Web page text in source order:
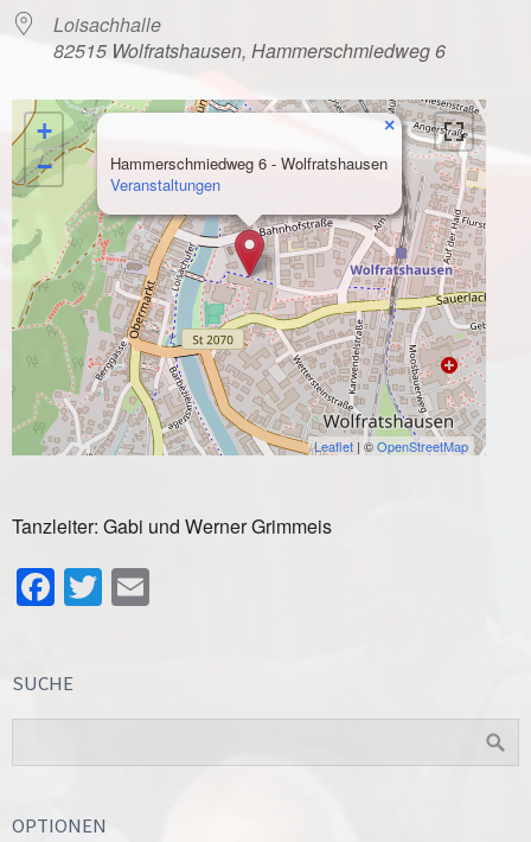
Loisachhalle
82515 Wolfratshausen, Hammerschmiedweg 6
Hammerschmiedweg 6 - Wolfratshausen
Veranstaltungen
×
+
−
Leaflet | ©OpenStreetMap
Tanzleiter: Gabi und Werner Grimmeis
Facebook
Twitter
SUCHE
OPTIONEN